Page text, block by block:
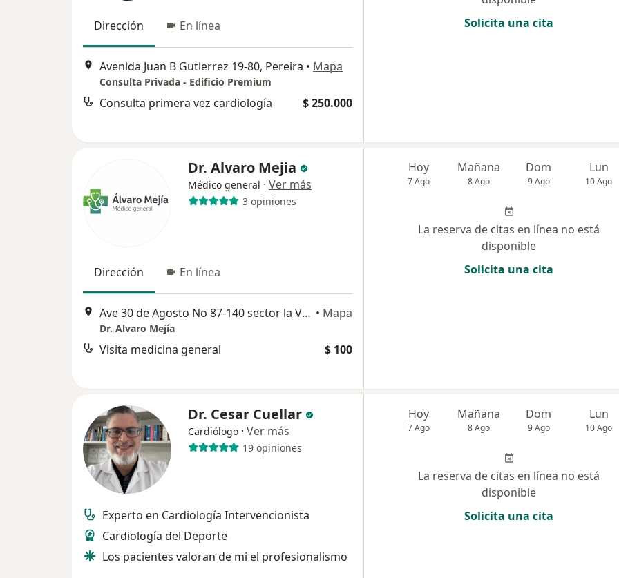
Dirección En línea
Avenida Juan B Gutierrez 19-80, Pereira • Mapa
Consulta Privada - Edificio Premium
Consulta primera vez cardiología $ 250.000
Solicita una cita
Dr. Alvaro Mejia
Médico general · Ver más
3 opiniones
Dirección En línea
Ave 30 de Agosto No 87-140 sector la Villa, Pereira • Mapa
Dr. Alvaro Mejía
Visita medicina general $ 100
Hoy
7 Ago
Mañana
8 Ago
Dom
9 Ago
Lun
10 Ago
La reserva de citas en línea no está
disponible
Solicita una cita
Dr. Cesar Cuellar
Cardiólogo · Ver más
19 opiniones
Experto en Cardiología Intervencionista
Cardiología del Deporte
Los pacientes valoran de mi el profesionalismo
Hoy
7 Ago
Mañana
8 Ago
Dom
9 Ago
Lun
10 Ago
La reserva de citas en línea no está
disponible
Solicita una cita